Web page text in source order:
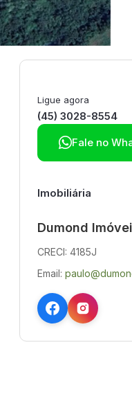
Ligue agora
(45) 3028-8554
Fale no
Imobiliária
Dumond
CRECI: 4185J
Email: